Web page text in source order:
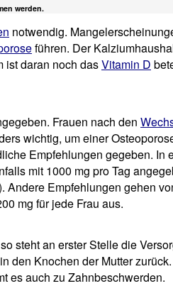
werden.
notwendig.
führen. Der
ist daran noch dasVitamin D
Frauen nach den
wichtig, um einer
Empfehlungen gegeben. In
mit 1000 mg pro Tag
Andere Empfehlungen gehen
mg für jede Frau aus.
steht an erster Stelle die
den Knochen der Mutter
es auch zu Zahnbeschwerden.